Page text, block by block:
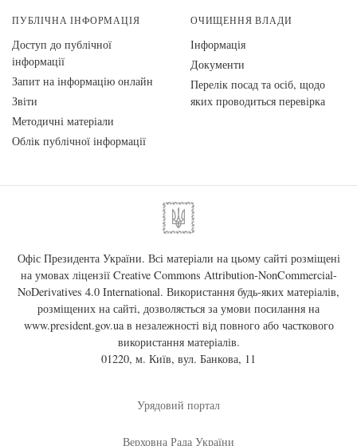
ПУБЛІЧНА ІНФОРМАЦІЯ
Доступ до публічної
інформації
Запит на інформацію онлайн
Звіти
Методичні матеріали
Облік публічної інформації
ОЧИЩЕННЯ ВЛАДИ
Інформація
Документи
Перелік посад та осіб, щодо
яких проводиться перевірка
Офіс Президента України. Всі матеріали на цьому сайті розміщені
на умовах ліцензії Creative Commons Attribution-NonCommercial-
NoDerivatives 4.0 International. Використання будь-яких матеріалів,
розміщених на сайті, дозволяється за умови посилання на
www.president.gov.uaв незалежності від повного або часткового
використання матеріалів.
01220, м. Київ, вул. Банкова, 11
Урядовий портал
Верховна Рада України